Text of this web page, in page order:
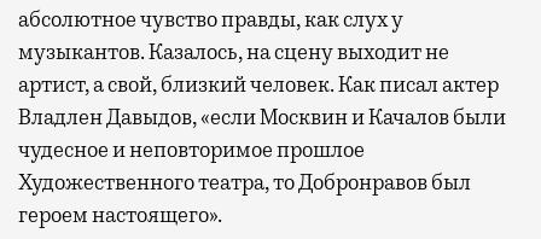
абсолютное чувство правды, как слух у
музыкантов. Казалось, на сцену выходит не
артист, а свой, близкий человек. Как писал актер
Владлен Давыдов, «если Москвин и Качалов были
чудесное и неповторимое прошлое
Художественного театра, то Добронравов был
героем настоящего».